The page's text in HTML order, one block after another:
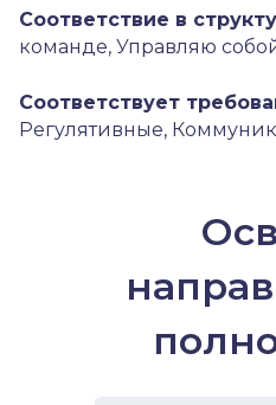
Соответствие в
команде, Управляю
Соответствует
Регулятивные,